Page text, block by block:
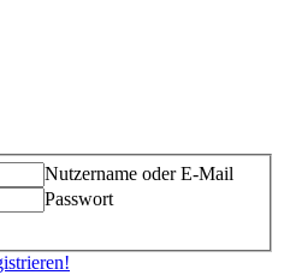
Nutzername oder E-Mail
Passwort